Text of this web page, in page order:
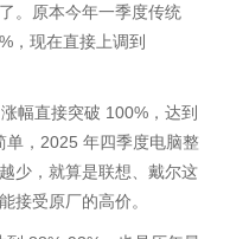
。原本今年一季度传统
，现在直接上调到
幅直接突破 100%，达到
，2025 年四季度电脑整
少，就算是联想、戴尔这
接受原厂的高价。